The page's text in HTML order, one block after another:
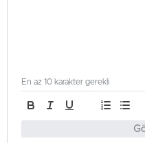
En az 10 karakter gerekli